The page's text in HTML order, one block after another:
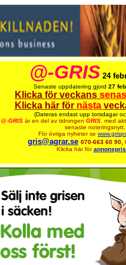
@-GRIS 24
Senaste uppdatering gjord 27
Klicka för veckans
Klicka här för nästa
(Dateras endast upp torsdagar
@-GRIS är en del av tidningen GRIS, med
senaste noteringsnytt.
För övriga nyheter se
gris@agrar.se 070-663 60 90,
Klicka här för